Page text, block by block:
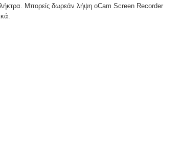
Μπορείς δωρεάν λήψη oCam Screen Recorder